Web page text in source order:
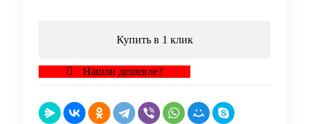
Купить в 1 клик
Нашли дешевле?